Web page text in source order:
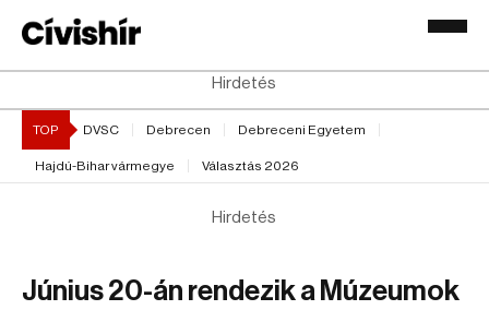
Hirdetés
TOP DVSC Debrecen Debreceni Egyetem
Hajdú-Bihar vármegye Választás 2026
Hirdetés
Június 20-án rendezik a Múzeumok